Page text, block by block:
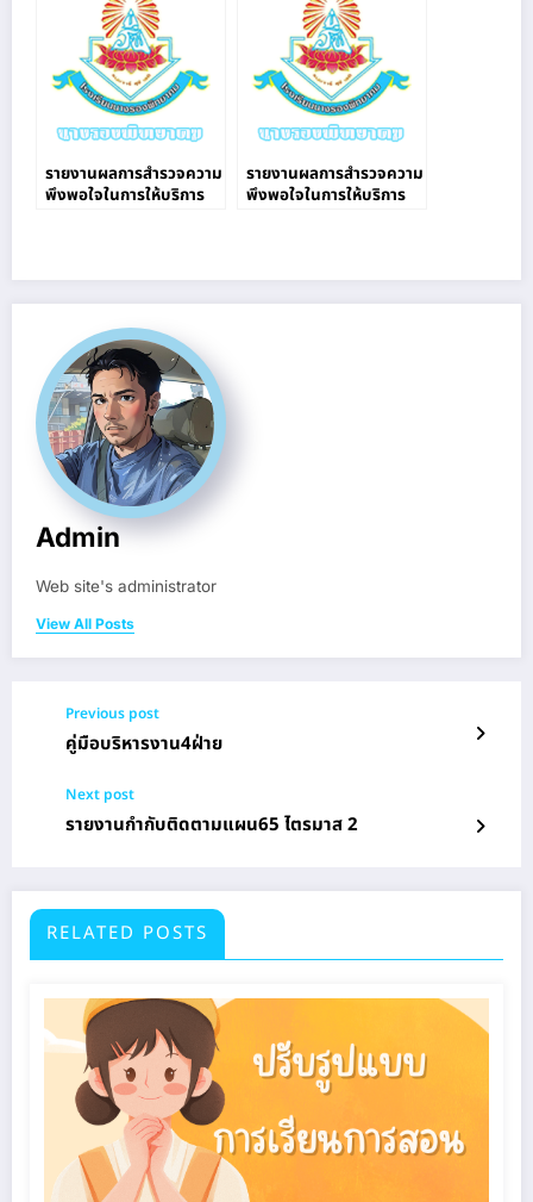
รายงานผลการสำรวจความ
พึงพอใจในการให้บริการ
รายงานผลการสำรวจความ
พึงพอใจในการให้บริการ
Admin
Web site's administrator
View All Posts
Previous post
คู่มือบริหารงาน4ฝ่าย
Next post
รายงานกำกับติดตามแผน65 ไตรมาส 2
RELATED POSTS